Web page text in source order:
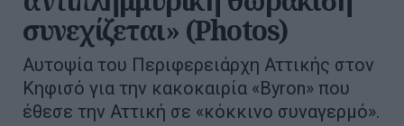
συνεχίζεται» (Photos)
Αυτοψία του Περιφερειάρχη Αττικής στον
Κηφισό για την κακοκαιρία «Byron» που
έθεσε την Αττική σε «κόκκινο συναγερμό».